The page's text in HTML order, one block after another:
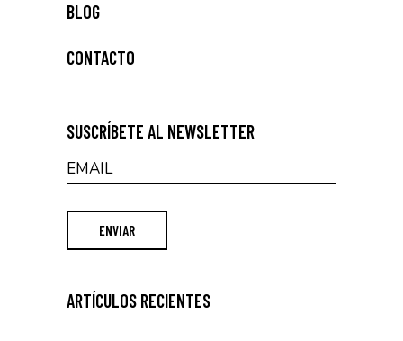
BLOG
CONTACTO
SUSCRÍBETE AL NEWSLETTER
ARTÍCULOS RECIENTES